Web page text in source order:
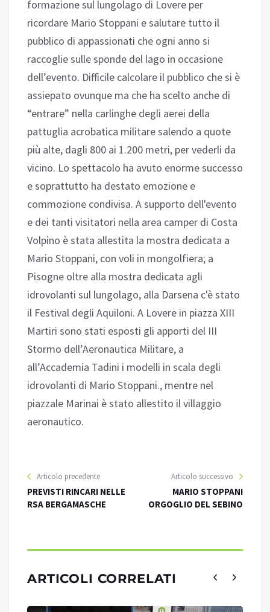
formazione sul lungolago di Lovere per
ricordare Mario Stoppani e salutare tutto il
pubblico di appassionati che ogni anno si
raccoglie sulle sponde del lago in occasione
dell’evento. Difficile calcolare il pubblico che si è
assiepato ovunque ma che ha scelto anche di
“entrare” nella carlinghe degli aerei della
pattuglia acrobatica militare salendo a quote
più alte, dagli 800 ai 1.200 metri, per vederli da
vicino. Lo spettacolo ha avuto enorme successo
e soprattutto ha destato emozione e
commozione condivisa. A supporto dell'evento
e dei tanti visitatori nella area camper di Costa
Volpino è stata allestita la mostra dedicata a
Mario Stoppani, con voli in mongolfiera; a
Pisogne oltre alla mostra dedicata agli
idrovolanti sul lungolago, alla Darsena c'è stato
il Festival degli Aquiloni. A Lovere in piazza XIII
Martiri sono stati esposti gli apporti del III
Stormo dell’Aeronautica Militare, a
all’Accademia Tadini i modelli in scala degli
idrovolanti di Mario Stoppani., mentre nel
piazzale Marinai è stato allestito il villaggio
aeronautico.
Articolo precedente
PREVISTI RINCARI NELLE
RSA BERGAMASCHE
Articolo successivo
MARIO STOPPANI
ORGOGLIO DEL SEBINO
ARTICOLI CORRELATI